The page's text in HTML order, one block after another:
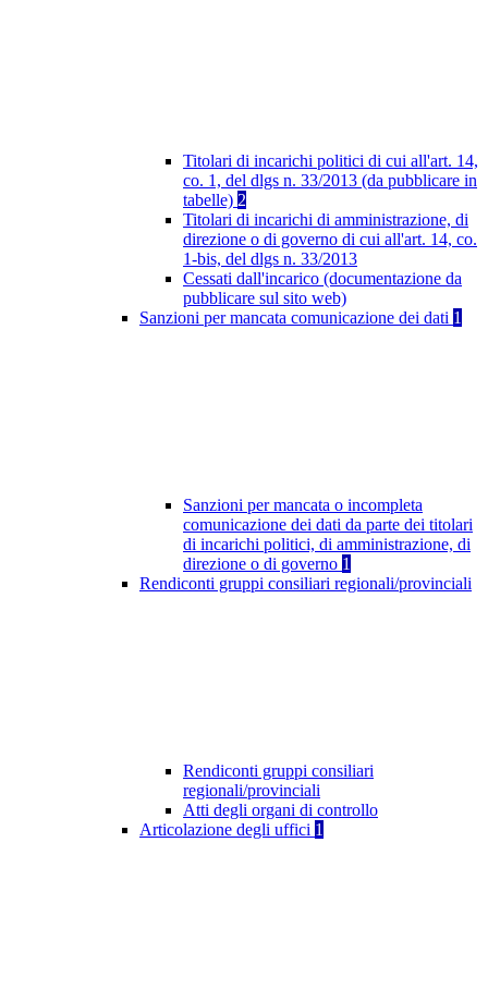
Titolari di incarichi politici di cui all'art. 14,
co. 1, del dlgs n. 33/2013 (da pubblicare in
tabelle) 2
Titolari di incarichi di amministrazione, di
direzione o di governo di cui all'art. 14, co.
1-bis, del dlgs n. 33/2013
Cessati dall'incarico (documentazione da
pubblicare sul sito web)
Sanzioni per mancata comunicazione dei dati 1
Sanzioni per mancata o incompleta
comunicazione dei dati da parte dei titolari
di incarichi politici, di amministrazione, di
direzione o di governo 1
Rendiconti gruppi consiliari regionali/provinciali
Rendiconti gruppi consiliari
regionali/provinciali
Atti degli organi di controllo
Articolazione degli uffici 1